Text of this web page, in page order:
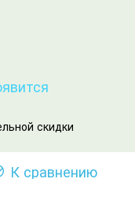
скидки
К сравнению